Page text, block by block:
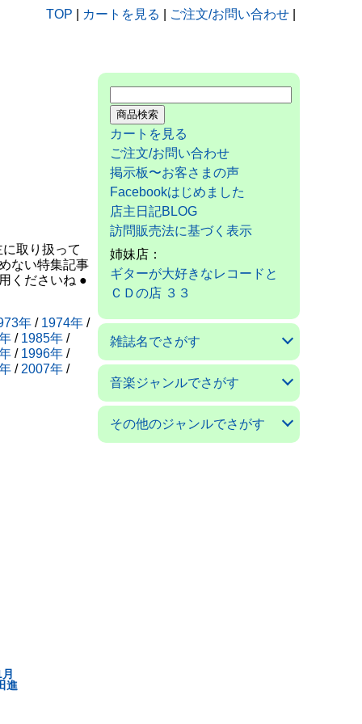
TOP カートを見る ご注文/お問い合わせ
取り扱って
ない特集記事
くださいね ●
年 / 1974年 /
/ 1985年 /
/ 1996年 /
/ 2007年 /
進
カートを見る
ご注文/お問い合わせ
掲示板〜お客さまの声
Facebookはじめました
店主日記BLOG
訪問販売法に基づく表示
姉妹店：
ギターが大好きなレコードと
ＣＤの店 ３３
雑誌名でさがす
アコースティックギターマガ
ギターマガジン
ギターミュージック(新掘)
現代ギター
ゴールドワックス
サウンド＆レコーディングマ
サウンドデザイナー
サックス＆ブラス・マガジン
ザ・ディグ
ジャズライフ
スイングジャーナル
ストレンジ・デイズ
ダウンビート
バーン
パセオフラメンコ
PCミュージック
プレイヤー
ベースマガジン
ミュージックマガジン
ヤングギター
リズム＆ドラムマガジン
レコード・コレクターズ
ロッキング・オン
ロッキング・オン・ジャパン
音楽ジャンルでさがす
クラシックギターの本
フラメンコとスペインの本
アコギの本
ジャズの本
音楽の本
その他のジャンルでさがす